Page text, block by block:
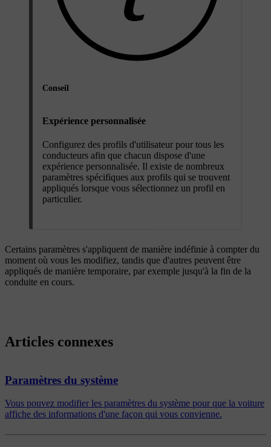
Conseil
Expérience personnalisée
Configurez des profils d'utilisateur pour tous les
conducteurs afin que chacun dispose d'une
expérience personnalisée. Il existe de nombreux
paramètres spécifiques aux profils qui se trouvent
appliqués lorsque vous sélectionnez un profil en
particulier.
Certains paramètres s'appliquent de manière indéfinie à compter du
moment où vous les modifiez, tandis que d'autres peuvent être
appliqués de manière temporaire, par exemple jusqu'à la fin de la
conduite en cours.
Articles connexes
Paramètres du système
Vous pouvez modifier les paramètres du système pour que la voiture
affiche des informations d'une façon qui vous convienne.